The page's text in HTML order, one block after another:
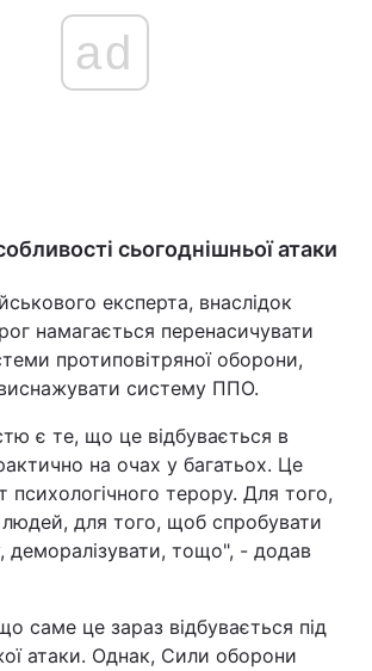
ad
сьогоднішньої атаки
експерта, внаслідок
намагається перенасичувати
протиповітряної оборони,
систему ППО.
є те, що це відбувається в
на очах у багатьох. Це
психологічного терору. Для того,
для того, щоб спробувати
деморалізувати, тощо", - додав
саме це зараз відбувається під
атаки. Однак, Сили оборони